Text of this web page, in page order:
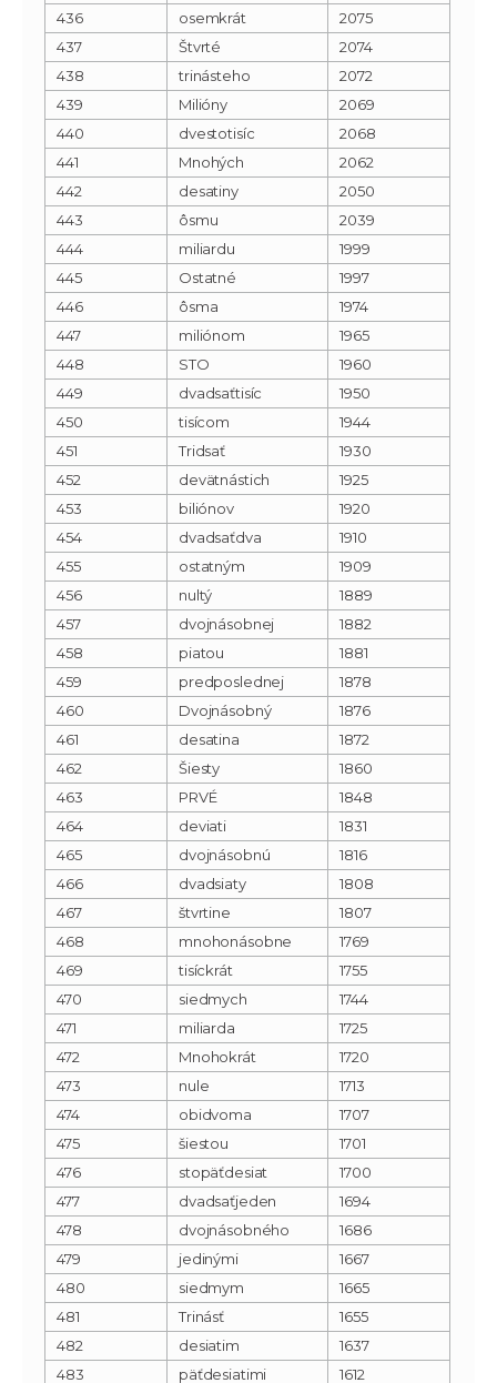
436 osemkrát
2075
437
Štvrté
2074
438
trinásteho
2072
439
Milióny
2069
440
dvestotisíc
2068
441
Mnohých
2062
442
desatiny
2050
443
ôsmu
2039
444
miliardu
1999
445
Ostatné
1997
446
ôsma
1974
447
miliónom
1965
448
STO
1960
449
dvadsaťtisíc
1950
450
tisícom
1944
451
Tridsať
1930
452
devätnástich
1925
453
biliónov
1920
454
dvadsaťdva
1910
455
ostatným
1909
456
nultý
1889
457
dvojnásobnej
1882
458
piatou
1881
459
predposlednej
1878
460
Dvojnásobný
1876
461
desatina
1872
462
Šiesty
1860
463
PRVÉ
1848
464
deviati
1831
465
dvojnásobnú
1816
466
dvadsiaty
1808
467
štvrtine
1807
468
mnohonásobne
1769
469
tisíckrát
1755
470
siedmych
1744
471
miliarda
1725
472
Mnohokrát
1720
473
nule
1713
474
obidvoma
1707
475
šiestou
1701
476
stopäťdesiat
1700
477
dvadsaťjeden
1694
478
dvojnásobného
1686
479
jedinými
1667
480
siedmym
1665
481
Trinásť
1655
482
desiatim
1637
483
päťdesiatimi
1612